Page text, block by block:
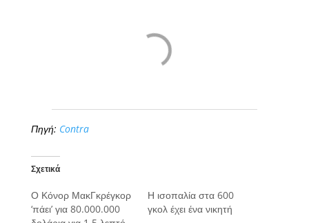
Πηγή: Contra
Σχετικά
Ο Κόνορ ΜακΓκρέγκορ
‘πάει’ για 80.000.000
Η ισοπαλία στα 600
γκολ έχει ένα νικητή